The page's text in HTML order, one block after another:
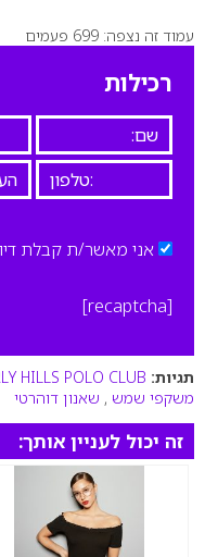
0
עמוד זה נצפה: 699 פעמים
רכילות
אני מאשר/ת קבלת
[recaptcha]
תגיות: HILLS POLO CLUB
משקפי שמש , שאנון דוהרטי
זה יכול לעניין אותך: